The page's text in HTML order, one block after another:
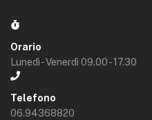
Orario
Lunedì - Venerdì 09.00 - 17.30
Telefono
06.94368820